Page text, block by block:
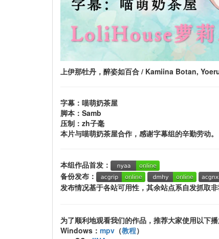
上伊那牡丹，醉姿如百合 / Kamiina Botan,
字幕：喵萌奶茶屋
脚本：Samb
压制：zh子毫
本片与喵萌奶茶屋合作，感谢字幕组的辛勤劳动。
本组作品首发：
备份发布：
发布情况基于各站可用性，其余站点系自发抓取
为了顺利地观看我们的作品，推荐大家使用以下播
Windows： mpv （教程）